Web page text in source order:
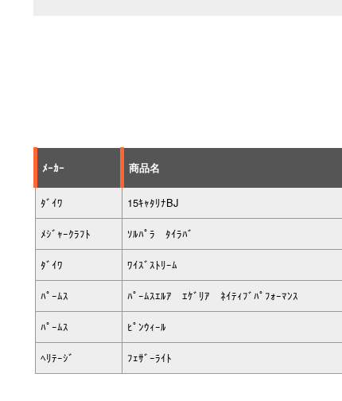
ﾒｰｶｰ 商品名
ﾀﾞｲﾜ 15ｷｬﾀﾘﾅBJ
ﾒｼﾞｬｰｸﾗﾌﾄ ｿﾙﾊﾟﾗ ﾀｲﾗﾊﾞ
ﾀﾞｲﾜ ﾜｲｽﾞｽﾄﾘｰﾑ
ﾊﾟｰﾑｽ ﾊﾟｰﾑｽｴﾙｱ ｴｹﾞﾘｱ ﾈｲﾃｨﾌﾞﾊﾟﾌｫｰﾏﾝｽ
ﾊﾟｰﾑｽ ﾋﾟﾝｳｨｰﾙ
ﾍﾘﾃｰｼﾞ ﾌｪｻﾞｰﾗｲﾄ